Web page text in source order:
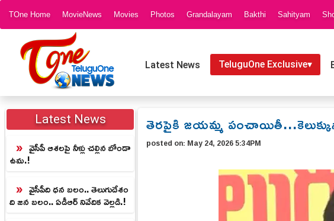
TOne Home MovieNews Movies Photos Grandalayam Bakthi Sahityam
Latest News TeluguOne Exclusive▾
Latest News
వైసీపీ ఆశలపై నీళ్లు చల్లిన బోండా
ఉమ.!
వైసీపీది ధన బలం.. తెలుగుదేశం
ది జన బలం.. ఏడీఆర్ నివేదిక వెల్లడి.!
తెరపైకి జయమ్మ
posted on: May 24, 2026 5:34PM